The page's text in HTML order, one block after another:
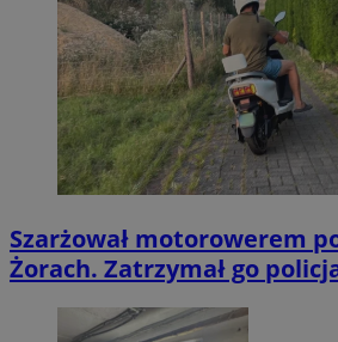
Szarżował motorowerem
Żorach. Zatrzymał go